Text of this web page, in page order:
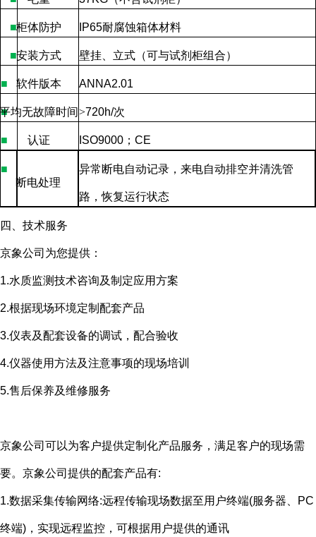
■柜体防护 IP65耐腐蚀箱体材料
■安装方式 壁挂、立式（可与试剂柜组合）
■ 软件版本 ANNA2.01
■ 均无故障时间>720h/次
■ 认证 ISO9000 ； CE
■
断电处理
异常断电自动记录，来电自动排空并清洗管
路，恢复运行状态
四、技术服务
京象公司为您提供：
1.水质监测技术咨询及制定应用方案
2.根据现场环境定制配套产品
3.仪表及配套设备的调试，配合验收
4.仪器使用方法及注意事项的现场培训
5.售后保养及维修服务
京象公司可以为客户提供定制化产品服务，满足客户的现场需
要。京象公司提供的配套产品有:
1.数据采集传输网络:远程传输现场数据至用户终端(服务器、 PC
终端) ，实现远程监控，可根据用户提供的通讯